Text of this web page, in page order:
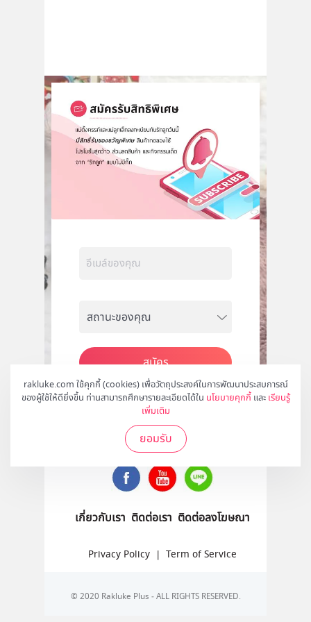
rakluke.com ใช้คุกกี้ (cookies) เพื่อวัตถุประสงค์ในการพัฒนาประสบการณ์
ของผู้ใช้ให้ดียิ่งขึ้น ท่านสามารถศึกษารายละเอียดได้ใน นโยบายคุกกี้ และ เรียนรู้
เพิ่มเติม
ยอมรับ
สมัคร
ติดตามเราได้ที่
เกี่ยวกับเรา ติดต่อเรา ติดต่อลงโฆษณา
Privacy Policy | Term of Service
© 2020 Rakluke Plus - ALL RIGHTS RESERVED.